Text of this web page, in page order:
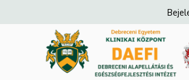
Debreceni
a
fiók